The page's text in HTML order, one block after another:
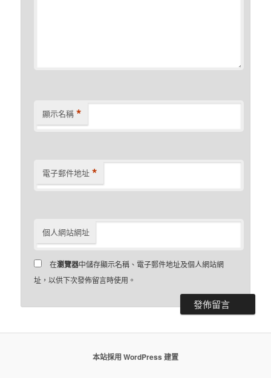
顯示名稱 *
電子郵件地址 *
個人網站網址
在瀏覽器中儲存顯示名稱、電子郵件地址及個人網站網
址，以供下次發佈留言時使用。
本站採用 WordPress 建置